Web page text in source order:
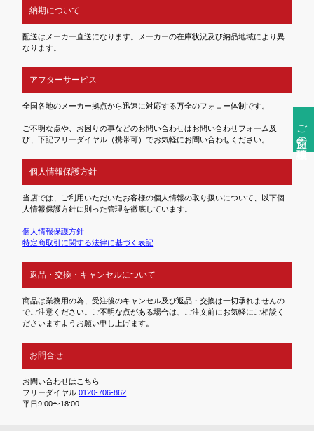
ご注文前の確認事項
納期について
配送はメーカー直送になります。メーカーの在庫状況及び納品地域により異
なります。
アフターサービス
全国各地のメーカー拠点から迅速に対応する万全のフォロー体制です。
ご不明な点や、お困りの事などのお問い合わせはお問い合わせフォーム及
び、下記フリーダイヤル（携帯可）でお気軽にお問い合わせください。
個人情報保護方針
当店では、ご利用いただいたお客様の個人情報の取り扱いについて、以下個
人情報保護方針に則った管理を徹底しています。
個人情報保護方針
特定商取引に関する法律に基づく表記
返品・交換・キャンセルについて
商品は業務用の為、受注後のキャンセル及び返品・交換は一切承れませんの
でご注意ください。ご不明な点がある場合は、ご注文前にお気軽にご相談く
ださいますようお願い申し上げます。
お問合せ
お問い合わせはこちら
フリーダイヤル0120-706-862
平日9:00〜18:00